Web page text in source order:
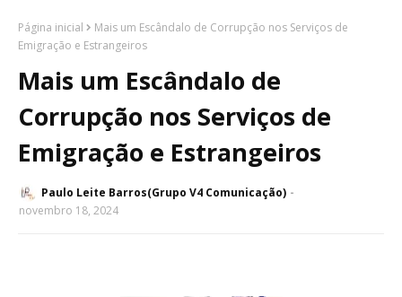
Página inicial
Mais um Escândalo de Corrupção nos Serviços de
Emigração e Estrangeiros
Mais um Escândalo de
Corrupção nos Serviços de
Emigração e Estrangeiros
Paulo Leite Barros(Grupo V4 Comunicação)
novembro 18, 2024